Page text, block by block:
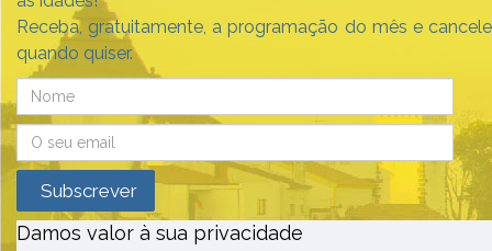
Receba, gratuitamente, a programação do mês e cancele
quando quiser.
Damos valor à sua privacidade